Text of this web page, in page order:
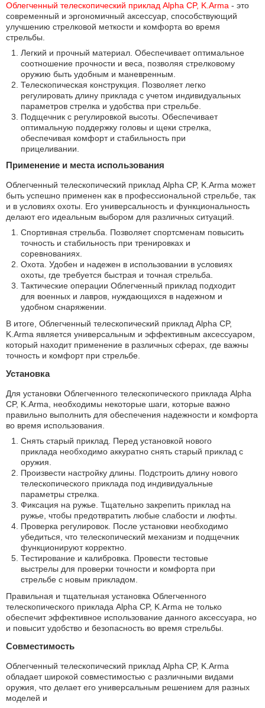
Облегченный телескопический приклад Alpha CP, K.Arma - это
современный и эргономичный аксессуар, способствующий
улучшению стрелковой меткости и комфорта во время
стрельбы.
Легкий и прочный материал. Обеспечивает оптимальное
соотношение прочности и веса, позволяя стрелковому
оружию быть удобным и маневренным.
Телескопическая конструкция. Позволяет легко
регулировать длину приклада с учетом индивидуальных
параметров стрелка и удобства при стрельбе.
Подщечник с регулировкой высоты. Обеспечивает
оптимальную поддержку головы и щеки стрелка,
обеспечивая комфорт и стабильность при
прицеливании.
Применение и места использования
Облегченный телескопический приклад Alpha CP, K.Arma может
быть успешно применен как в профессиональной стрельбе, так
и в условиях охоты. Его универсальность и функциональность
делают его идеальным выбором для различных ситуаций.
Спортивная стрельба. Позволяет спортсменам повысить
точность и стабильность при тренировках и
соревнованиях.
Охота. Удобен и надежен в использовании в условиях
охоты, где требуется быстрая и точная стрельба.
Тактические операции Облегченный приклад подходит
для военных и лавров, нуждающихся в надежном и
удобном снаряжении.
В итоге, Облегченный телескопический приклад Alpha CP,
K.Arma является универсальным и эффективным аксессуаром,
который находит применение в различных сферах, где важны
точность и комфорт при стрельбе.
Установка
Для установки Облегченного телескопического приклада Alpha
CP, K.Arma, необходимы некоторые шаги, которые важно
правильно выполнить для обеспечения надежности и комфорта
во время использования.
Снять старый приклад. Перед установкой нового
приклада необходимо аккуратно снять старый приклад с
оружия.
Произвести настройку длины. Подстроить длину нового
телескопического приклада под индивидуальные
параметры стрелка.
Фиксация на ружье. Тщательно закрепить приклад на
ружье, чтобы предотвратить любые слабости и люфты.
Проверка регулировок. После установки необходимо
убедиться, что телескопический механизм и подщечник
функционируют корректно.
Тестирование и калибровка. Провести тестовые
выстрелы для проверки точности и комфорта при
стрельбе с новым прикладом.
Правильная и тщательная установка Облегченного
телескопического приклада Alpha CP, K.Arma не только
обеспечит эффективное использование данного аксессуара, но
и повысит удобство и безопасность во время стрельбы.
Совместимость
Облегченный телескопический приклад Alpha CP, K.Arma
обладает широкой совместимостью с различными видами
оружия, что делает его универсальным решением для разных
моделей и